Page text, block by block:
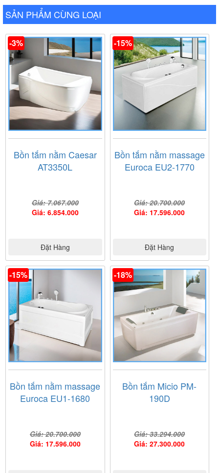
SẢN PHẨM CÙNG LOẠI
-3%
Bồn tắm nằm Caesar
AT3350L
Giá: 7.067.000
Giá: 6.854.000
Đặt Hàng
-15%
Bồn tắm nằm massage
Euroca EU2-1770
Giá: 20.700.000
Giá: 17.596.000
Đặt Hàng
-15%
Bồn tắm nằm massage
Euroca EU1-1680
Giá: 20.700.000
Giá: 17.596.000
-18%
Bồn tắm Micio PM-
190D
Giá: 33.294.000
Giá: 27.300.000